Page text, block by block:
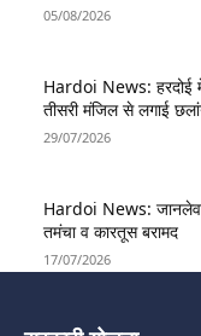
05/08/2026
Hardoi News: हरदोई में
तीसरी मंजिल से लगाई
29/07/2026
Hardoi News: जानलेवा
तमंचा व कारतूस बरामद
17/07/2026